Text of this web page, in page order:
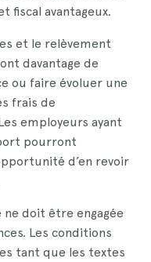
fiscal avantageux.
et le relèvement
davantage de
ou faire évoluer une
frais de
employeurs ayant
pourront
d’en revoir
ne doit être engagée
Les conditions
tant que les textes